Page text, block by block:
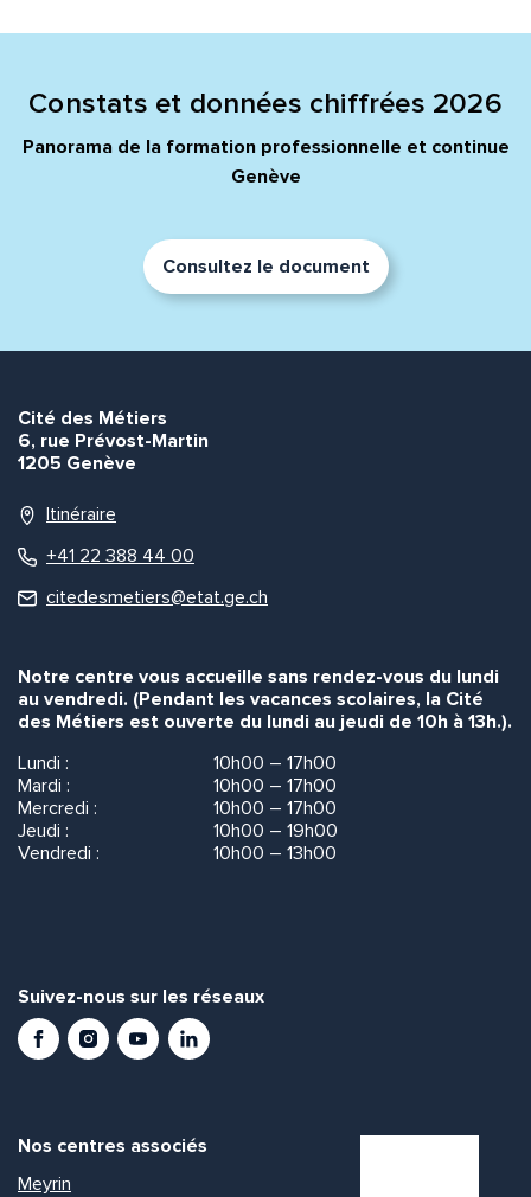
Constats et données chiffrées 2026
Panorama de la formation professionnelle et continue
Genève
Consultez le document
Cité des Métiers
6, rue Prévost-Martin
1205 Genève
Itinéraire
+41 22 388 44 00
citedesmetiers@etat.ge.ch
Notre centre vous accueille sans rendez-vous du lundi
au vendredi. (Pendant les vacances scolaires, la Cité
des Métiers est ouverte du lundi au jeudi de 10h à 13h.).
Lundi :
10h00 – 17h00
Mardi :
10h00 – 17h00
Mercredi :
10h00 – 17h00
Jeudi :
10h00 – 19h00
Vendredi :
10h00 – 13h00
Suivez-nous sur les réseaux
FacebookInstagramYoutubeLinkedIn
Nos centres associés
Meyrin